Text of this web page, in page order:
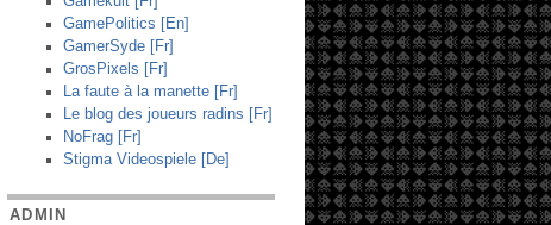
GamePolitics [En]
GamerSyde [Fr]
GrosPixels [Fr]
La faute à la manette [Fr]
Le blog des joueurs radins [Fr]
NoFrag [Fr]
Stigma Videospiele [De]
ADMIN